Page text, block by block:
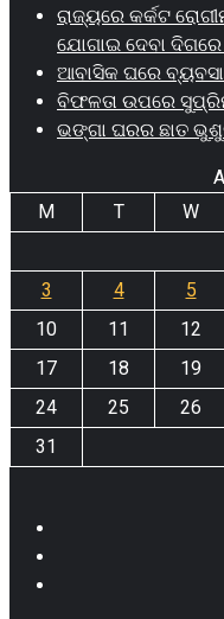
ରାଜ୍ୟରେ କର୍କଟ
ଯୋଗାଇ ଦେବା
ଆବାସିକ ଘରେ
ବିଫଳତା ଉପରେ
ଭଙ୍ଗା ଘରର ଛାତ
M
T W
3
4 5
10
11 12
17
18 19
24
25 26
31